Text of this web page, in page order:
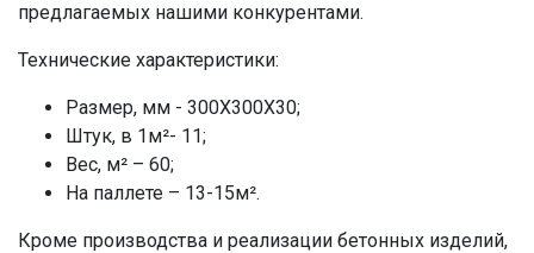
предлагаемых нашими конкурентами.
Технические характеристики:
Размер, мм - 300Х300Х30;
Штук, в 1м²- 11;
Вес, м² – 60;
На паллете – 13-15м².
Кроме производства и реализации бетонных изделий,